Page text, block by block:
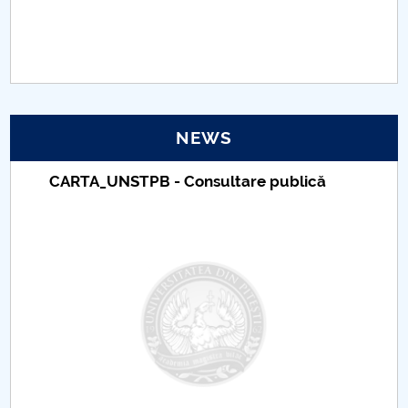
Proiect(PRIM STUD)
Comisie de etica unversitară
NEWS
CARTA_UNSTPB - Consultare publică